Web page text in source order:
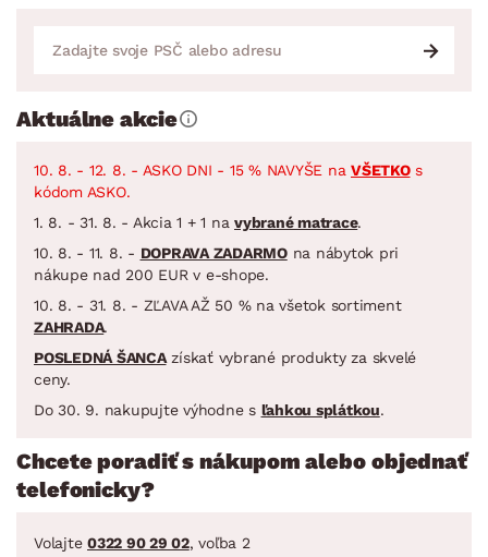
Aktuálne akcie
10. 8. - 12. 8. - ASKO DNI - 15 % NAVYŠE na VŠETKOs
kódom ASKO.
1. 8. - 31. 8. - Akcia 1 + 1 na vybrané matrace.
10. 8. - 11. 8. - DOPRAVA ZADARMOna nábytok pri
nákupe nad 200 EUR v e-shope.
10. 8. - 31. 8. - ZĽAVA AŽ 50 % na všetok sortiment
ZAHRADA.
POSLEDNÁ ŠANCAzískať vybrané produkty za skvelé
ceny.
Do 30. 9. nakupujte výhodne s ľahkou splátkou.
Chcete poradiť s nákupom alebo objednať
telefonicky?
Volajte 0322 90 29 02, voľba 2